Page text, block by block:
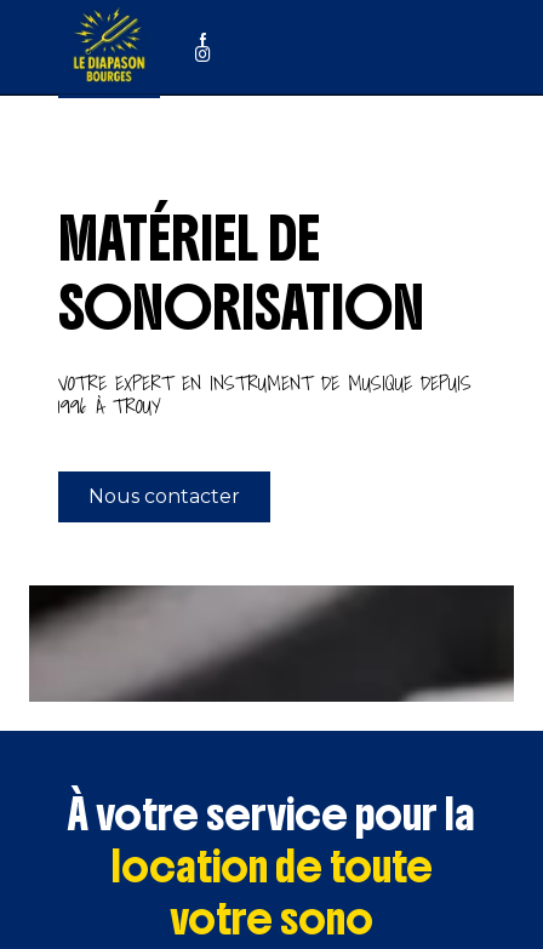
MATÉRIEL DE
SONORISATION
VOTRE EXPERT EN INSTRUMENT DE MUSIQUE DEPUIS
1996 À TROUY
Nous contacter
À votre service pour la
location de toute
votre sono
Panneau de gestion des cookies